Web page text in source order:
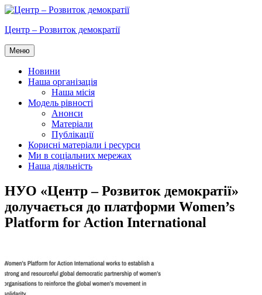
Перейти
вмісту
Центр – Розвиток демократії
Меню
Новини
Наша організація
Наша місія
Модель рівності
Анонси
Матеріали
Публікації
Корисні матеріали і ресурси
Ми в соціальних мережах
Наша діяльність
НУО «Центр – Розвиток демократії»
долучається до платформи Women’s
Platform for Action International